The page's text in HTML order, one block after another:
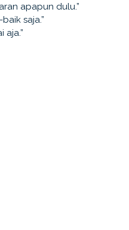
apapun dulu.”
saja.”
aja.”